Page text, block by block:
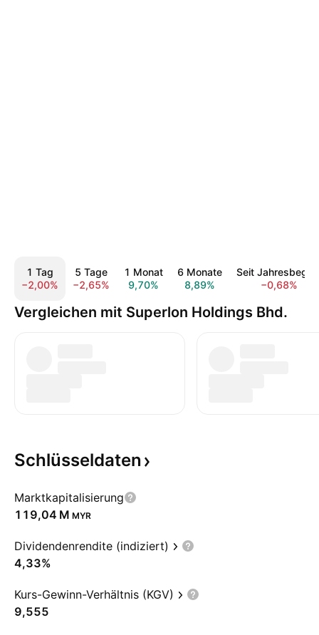
1 Tag
−2,00%
5 Tage
−2,65%
1 Monat
9,70%
6 Monate
8,89%
Seit
−0,68%
Vergleichen mit Superlon Holdings Bhd.
Schlüsseldaten
Marktkapitalisierung
‪119,04 M‬ MYR
Dividendenrendite (indiziert)
4,33%
Kurs-Gewinn-Verhältnis (KGV)
9,555